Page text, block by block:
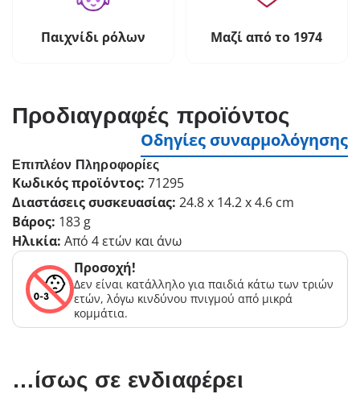
Παιχνίδι ρόλων Μαζί από το 1974
Προδιαγραφές προϊόντος
Οδηγίες συναρμολόγησης
Επιπλέον Πληροφορίες
Κωδικός προϊόντος: 71295
Διαστάσεις συσκευασίας: 24.8 x 14.2 x 4.6 cm
Βάρος: 183 g
Ηλικία: Από 4 ετών και άνω
Προσοχή!
Δεν είναι κατάλληλο για παιδιά κάτω των τριών
ετών, λόγω κινδύνου πνιγμού από μικρά
κομμάτια.
…ίσως σε ενδιαφέρει